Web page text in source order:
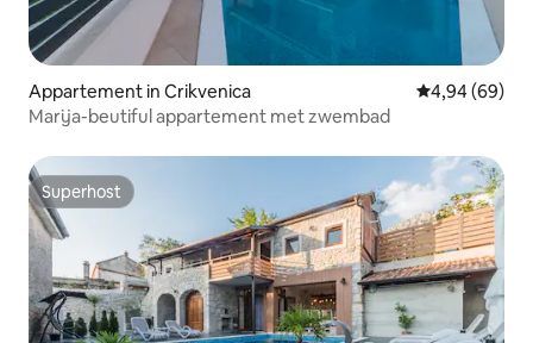
Appartement in Crikvenica Gemiddelde
4,94 (69)
Marija-beutiful appartement met zwembad
Superhost
Superhost